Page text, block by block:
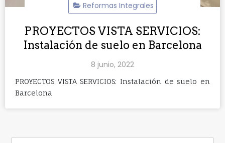
Reformas Integrales
PROYECTOS VISTA SERVICIOS:
Instalación de suelo en Barcelona
8 junio, 2022
PROYECTOS VISTA SERVICIOS: Instalación de suelo en
Barcelona